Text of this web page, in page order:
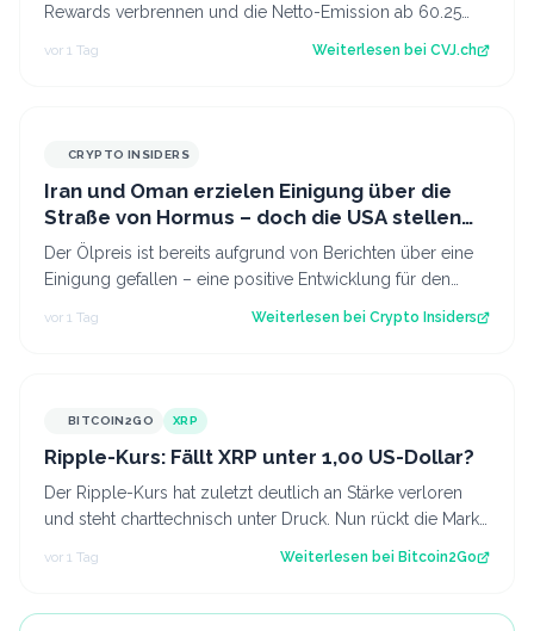
Rewards verbrennen und die Netto-Emission ab 60.25
Mio. ETH auf null senken. Der Artikel Et…
vor 1 Tag Weiterlesen bei CVJ.ch
CRYPTO INSIDERS
Iran und Oman erzielen Einigung über die
Straße von Hormus – doch die USA stellen
sich quer
Der Ölpreis ist bereits aufgrund von Berichten über eine
Einigung gefallen – eine positive Entwicklung für den
vor 1 Tag Weiterlesen bei Crypto Insiders
BITCOIN2GO XRP
Ripple-Kurs: Fällt XRP unter 1,00 US-Dollar?
Der Ripple-Kurs hat zuletzt deutlich an Stärke verloren
und steht charttechnisch unter Druck. Nun rückt die Marke
vor 1 Tag Weiterlesen bei Bitcoin2Go